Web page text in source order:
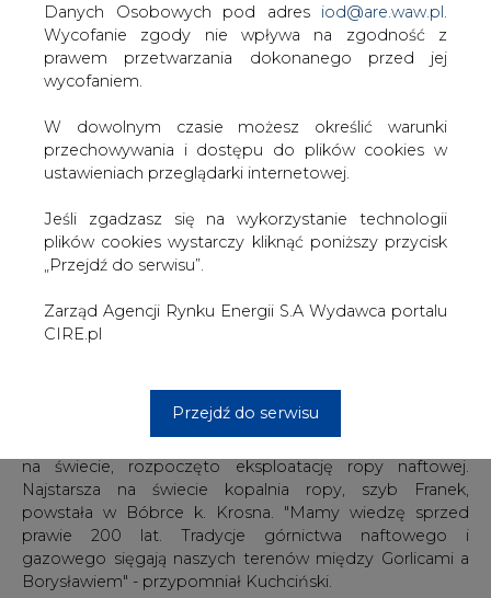
Danych Osobowych pod adres iod@are.waw.pl.
Wycofanie zgody nie wpływa na zgodność z
prawem przetwarzania dokonanego przed jej
wycofaniem.
W dowolnym czasie możesz określić warunki
przechowywania i dostępu do plików cookies w
ustawieniach przeglądarki internetowej.
Jeśli zgadzasz się na wykorzystanie technologii
plików cookies wystarczy kliknąć poniższy przycisk
„Przejdź do serwisu”.
Zarząd Agencji Rynku Energii S.A Wydawca portalu
CIRE.pl
Przejdź do serwisu
"Możemy śmiało dzisiaj powiedzieć, że pracujecie
państwo w przedsiębiorstwie o znaczeniu strategicznym
dla Polski i - śmiem twierdzić także - dla bezpieczeństw
zwracając się do zebranych.
"Trudno sobie wyobrazić życie codziennie w sytuacji
jednych z najważniejszych nośników energii" - dodał.
Przemawiając do górników Kuchciński przypomniał, że
"należy do kilku ojczyzn górnictwa na naszych ziemiach".
powstała w Bóbrce k. Krosna. "Mamy wiedzę sprzed
gazowego sięgają naszych terenów między Gorlicami a
Borysławiem" - przypomniał Kuchciński.
Jego zdaniem obchodzenie święta górniczego w
Przemyślu jest formą nie tylko uszanowania wielkiej pracy
górników i ich święta, ale także przypomnieniem tego